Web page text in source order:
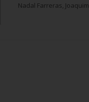
Nadal Farreras, Joaquim